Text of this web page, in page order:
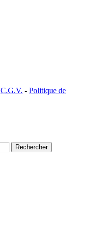
C.G.V. - Politique de